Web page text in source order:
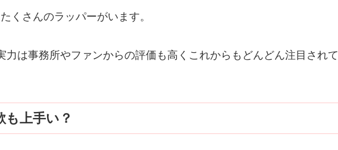
くさんのラッパーがいます。
力は事務所やファンからの評価も高くこれからもどんどん注目されて
上手い？